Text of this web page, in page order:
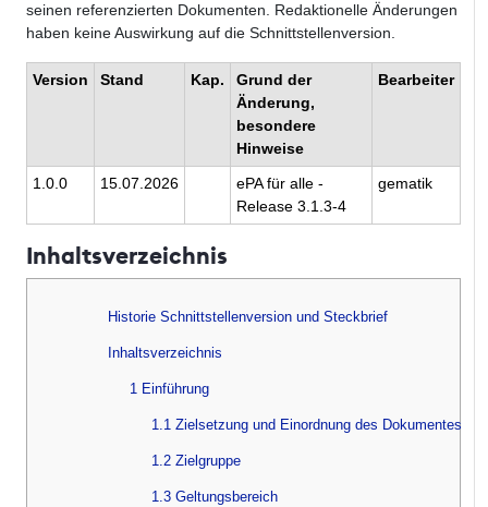
seinen referenzierten Dokumenten. Redaktionelle Änderungen
haben keine Auswirkung auf die Schnittstellenversion.
Version Stand Kap.
Grund der
Änderung,
besondere
Hinweise
Bearbeiter
1.0.0 15.07.2026
ePA für alle -
Release 3.1.3-4
gematik
Inhaltsverzeichnis
Historie Schnittstellenversion und Steckbrief
Inhaltsverzeichnis
1 Einführung
1.1 Zielsetzung und Einordnung des Dokumentes
1.2 Zielgruppe
1.3 Geltungsbereich